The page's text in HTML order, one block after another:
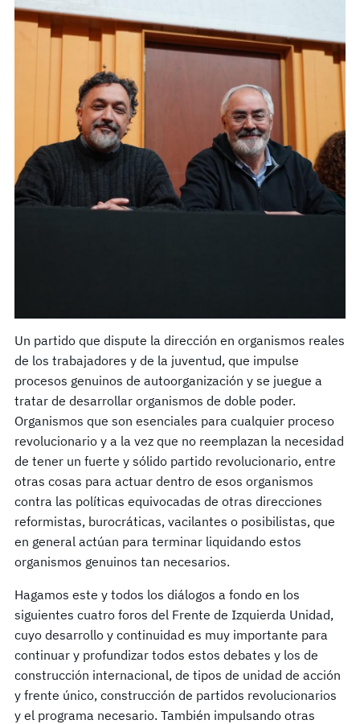
Un partido que dispute la dirección en organismos reales
de los trabajadores y de la juventud, que impulse
procesos genuinos de autoorganización y se juegue a
tratar de desarrollar organismos de doble poder.
Organismos que son esenciales para cualquier proceso
revolucionario y a la vez que no reemplazan la necesidad
de tener un fuerte y sólido partido revolucionario, entre
otras cosas para actuar dentro de esos organismos
contra las políticas equivocadas de otras direcciones
reformistas, burocráticas, vacilantes o posibilistas, que
en general actúan para terminar liquidando estos
organismos genuinos tan necesarios.
Hagamos este y todos los diálogos a fondo en los
siguientes cuatro foros del Frente de Izquierda Unidad,
cuyo desarrollo y continuidad es muy importante para
continuar y profundizar todos estos debates y los de
construcción internacional, de tipos de unidad de acción
y frente único, construcción de partidos revolucionarios
y el programa necesario. También impulsando otras